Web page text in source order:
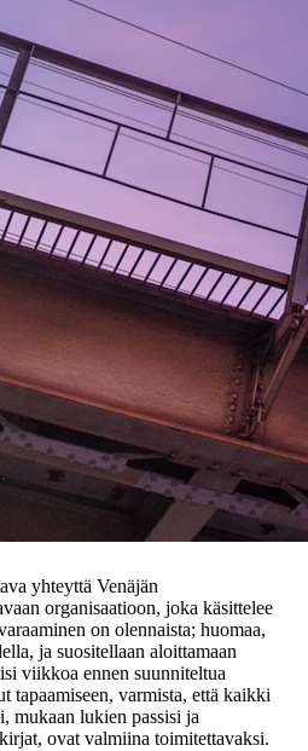
yhteyttä Venäjän
organisaatioon, joka käsittelee
on olennaista; huomaa,
ja suositellaan aloittamaan
viikkoa ennen suunniteltua
tapaamiseen, varmista, että kaikki
mukaan lukien passisi ja
ovat valmiina toimitettavaksi.